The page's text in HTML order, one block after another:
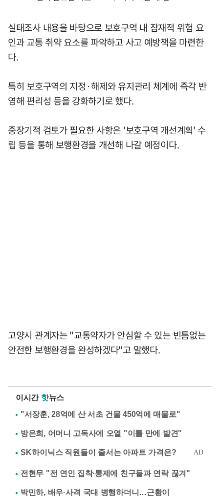
실태조사 내용을 바탕으로 보호구역 내 잠재적 위험 요
인과 교통 취약 요소를 파악하고 사고 예방책을 마련한
다.
특히 보호구역의 지정·해제와 유지관리 체계에 즉각 반
영해 편리성 등을 강화하기로 했다.
중장기적 검토가 필요한 사항은 '보호구역 개선계획' 수
립 등을 통해 보행환경을 개선해 나갈 예정이다.
고양시 관계자는 "교통약자가 안심할 수 있는 빈틈없는
안전한 보행환경을 완성하겠다"고 말했다.
이시간 핫뉴스
"서장훈, 28억에 산 서초 건물 450억에 매물로"
방은희, 어머니 고독사에 오열 "이틀 만에 발견"
전현무 "전 연인 집착·통제에 친구들과 연락 끊겨"
박민하, 배우·사격 국대 병행하더니…근황이